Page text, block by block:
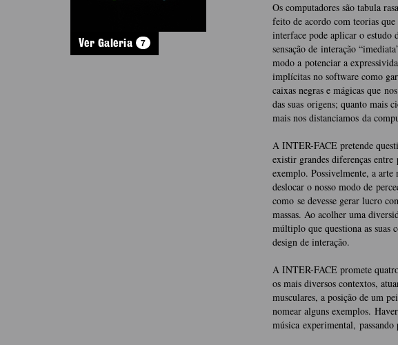
Ver Galeria 7
Os computadores são tabula
feito de acordo com teorias
interface pode aplicar o estudo
sensação de interação
modo a potenciar a
implícitas no software como
caixas negras e mágicas que
das suas origens; quanto mais
mais nos distanciamos da
A INTER-FACE pretende
existir grandes diferenças
exemplo. Possivelmente, a
deslocar o nosso modo de
como se devesse gerar lucro
massas. Ao acolher uma
múltiplo que questiona as suas
design de interação.
A INTER-FACE promete
os mais diversos contextos,
musculares, a posição de um
nomear alguns exemplos.
música experimental,